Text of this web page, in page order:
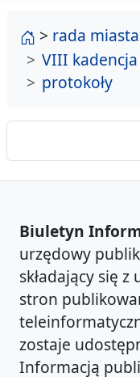
strona główna
> rada miasta
VIII kadencja
protokoły
Biuletyn
urzędowy
składający się
stron
zostaje
Informacją